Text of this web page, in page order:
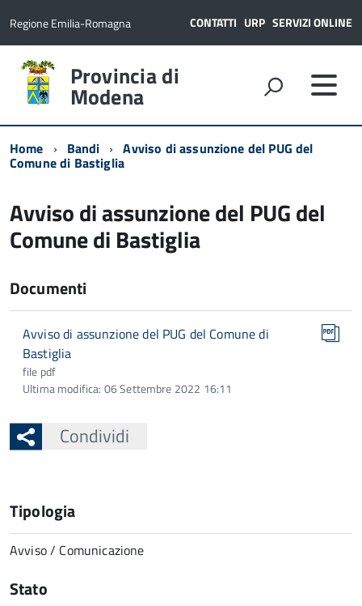
Regione Emilia-Romagna CONTATTI URP SERVIZI ONLINE
Provincia di
Modena
Home Bandi Avviso di assunzione del PUG del
Comune di Bastiglia
Avviso di assunzione del PUG del
Comune di Bastiglia
Documenti
Avviso di assunzione del PUG del Comune di
Bastiglia
file pdf
Ultima modifica: 06 Settembre 2022 16:11
Condividi
Tipologia
Avviso / Comunicazione
Stato